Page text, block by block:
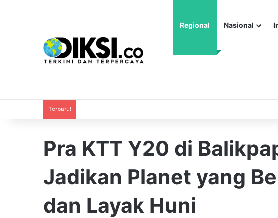
Regional Nasional
Terbaru!
Pra KTT Y20 di
Jadikan Planet yang
dan Layak Huni